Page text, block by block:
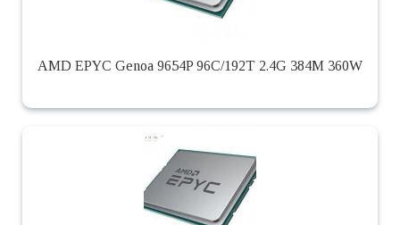
AMD EPYC Genoa 9654P 96C/192T 2.4G 384M 360W